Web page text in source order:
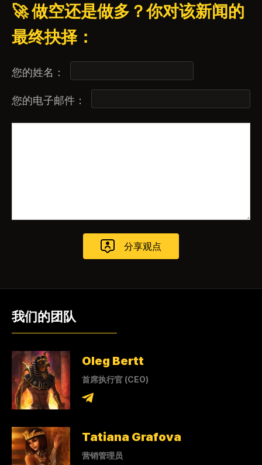
🚀 做空还是做多？你对该新闻的
最终抉择：
您的姓名：
您的电子邮件：
我们的团队
Oleg Bertt
首席执行官 (CEO)
Tatiana Grafova
营销管理员